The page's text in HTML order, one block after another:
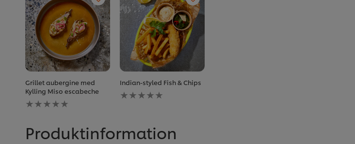
Grillet aubergine med
Kylling Miso escabeche
Ingen
bedømmelser
denne
Indian-styled Fish & Chips
Ingen
bedømmelser
recipe
Produktinformation